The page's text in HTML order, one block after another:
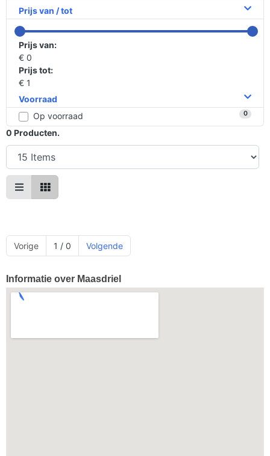
Prijs van / tot
Prijs van:
€ 0
Prijs tot:
€ 1
Voorraad
Op voorraad
0
0 Producten.
Vorige 1 / 0 Volgende
Informatie over Maasdriel